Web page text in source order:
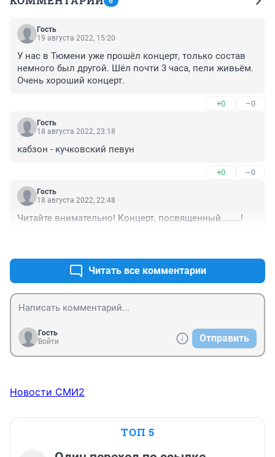
Гость
19 августа 2022, 15:20
У нас в Тюмени уже прошёл концерт, только состав
немного был другой. Шёл почти 3 часа, пели живьём.
Очень хороший концерт.
+0 –0
Гость
18 августа 2022, 23:18
кабзон - кучковский певун
+0 –0
Гость
18 августа 2022, 22:48
Читайте внимательно! Концерт, посвященный........!
Читать все комментарии
Гость
Войти
Отправить
Новости СМИ2
ТОП 5